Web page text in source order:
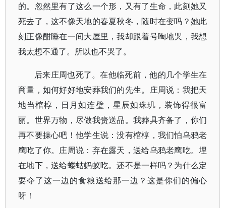
的。忽然里有了这么一个形，又有了生命，此刻她又
死去了，这不像天地的春夏秋冬，随时在变吗？她此
刻正像酣睡在一间大屋里，我却跟着号啕地哭，我想
我太想不通了。所以也不哭了。
后来庄周也死了。在他临死前，他的几个学生在
商量，如何好好地安葬我们的先生。庄周说：我把天
地当棺椁，日月如连璧，星辰如珠玑，装饰得很富
丽。世界万物，尽做我赍送品。我葬具齐备了，你们
再不要操心吧！他学生说：没有棺椁，我们怕乌鸦老
鹰吃了你。庄周说：弃在露天，送给乌鸦老鹰吃。埋
在地下，送给蝼蛄蚂蚁吃。还不是一样吗？为什么定
要夺了这一边的食粮送给那一边？这是你们的偏心
呀！